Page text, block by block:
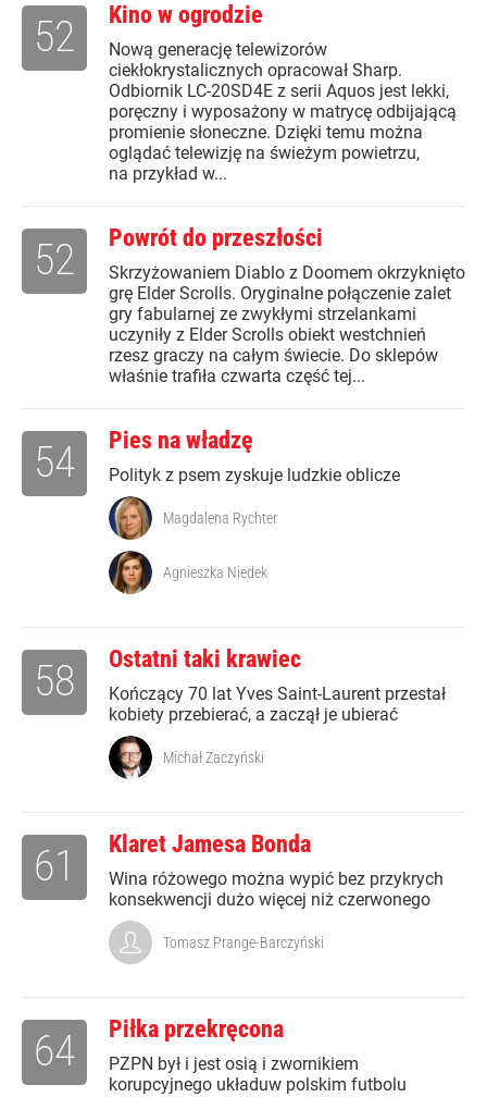
Kino w ogrodzie
Nową generację telewizorów
ciekłokrystalicznych opracował Sharp.
Odbiornik LC-20SD4E z serii Aquos jest lekki,
poręczny i wyposażony w matrycę odbijającą
promienie słoneczne. Dzięki temu można
oglądać telewizję na świeżym powietrzu,
na przykład w...
52
Powrót do przeszłości
Skrzyżowaniem Diablo z Doomem okrzyknięto
grę Elder Scrolls. Oryginalne połączenie zalet
gry fabularnej ze zwykłymi strzelankami
uczyniły z Elder Scrolls obiekt westchnień
rzesz graczy na całym świecie. Do sklepów
właśnie trafiła czwarta część tej...
52
Pies na władzę
Polityk z psem zyskuje ludzkie oblicze
54
Magdalena Rychter
Agnieszka Niedek
Ostatni taki krawiec
Kończący 70 lat Yves Saint-Laurent przestał
kobiety przebierać, a zaczął je ubierać
58
Michał Zaczyński
Klaret Jamesa Bonda
Wina różowego można wypić bez przykrych
konsekwencji dużo więcej niż czerwonego
61
Tomasz Prange-Barczyński
Piłka przekręcona
PZPN był i jest osią i zwornikiem
korupcyjnego układuw polskim futbolu
64